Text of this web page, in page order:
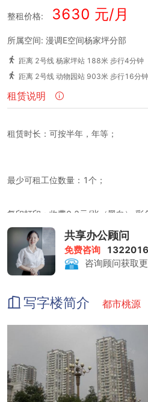
整租价格: 3630 元/月
所属空间: 漫调E空间杨家坪分部
距离 2号线 杨家坪站 188米 步行4分钟
距离 2号线 动物园站 903米 步行16分钟
租赁说明
租赁时长：可按半年，年等；
最少可租工位数量：1个；
复印打印：收费0.2元/张（黑白） 彩
会议室、洽谈室入住企业可长久免费
共享办公顾问
免费咨询
咨询顾问获取
写字楼简介 都市桃源